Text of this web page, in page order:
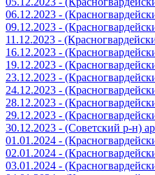
06.12.2023 -
09.12.2023 -
11.12.2023 -
16.12.2023 -
19.12.2023 -
23.12.2023 -
24.12.2023 -
28.12.2023 -
29.12.2023 -
30.12.2023 - (Советский р-н)
01.01.2024 -
02.01.2024 -
03.01.2024 -